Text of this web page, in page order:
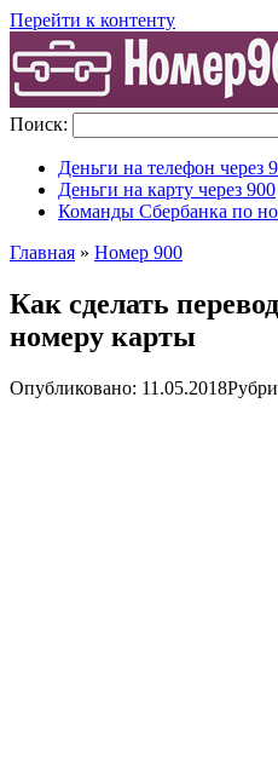
Перейти к контенту
Поиск:
Деньги на телефон через
Деньги на карту через 900
Команды Сбербанка по
Главная » Номер 900
Как сделать
номеру карты
Опубликовано: 11.05.2018